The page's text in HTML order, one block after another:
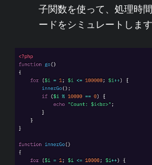
子関数を使って、処理時
ードをシミュレートします